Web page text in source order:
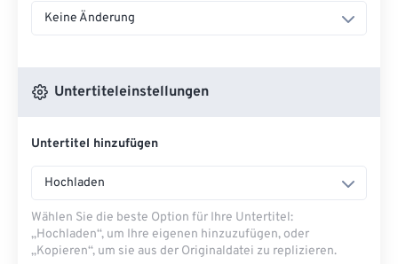
Keine Änderung
Untertiteleinstellungen
Untertitel hinzufügen
Hochladen
Wählen Sie die beste Option für Ihre Untertitel:
„Hochladen“, um Ihre eigenen hinzuzufügen, oder
„Kopieren“, um sie aus der Originaldatei zu replizieren.